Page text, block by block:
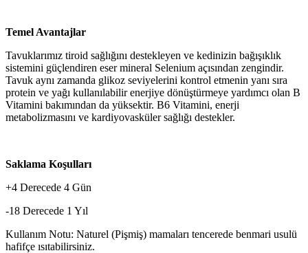
Temel Avantajlar
Tavuklarımız tiroid sağlığını destekleyen ve kedinizin bağışıklık
sistemini güçlendiren eser mineral Selenium açısından zengindir.
Tavuk aynı zamanda glikoz seviyelerini kontrol etmenin yanı sıra
protein ve yağı kullanılabilir enerjiye dönüştürmeye yardımcı olan B
Vitamini bakımından da yüksektir. B6 Vitamini, enerji
metabolizmasını ve kardiyovasküler sağlığı destekler.
Saklama Koşulları
+4 Derecede 4 Gün
-18 Derecede 1 Yıl
Kullanım Notu: Naturel (Pişmiş) mamaları tencerede benmari usulü
hafifçe ısıtabilirsiniz.